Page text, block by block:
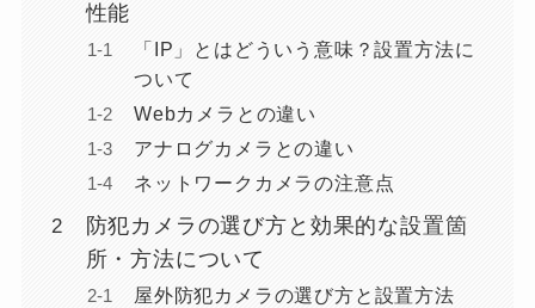
性能
「IP」とはどういう意味？設置方法に
ついて
Webカメラとの違い
アナログカメラとの違い
ネットワークカメラの注意点
防犯カメラの選び方と効果的な設置箇
所・方法について
屋外防犯カメラの選び方と設置方法